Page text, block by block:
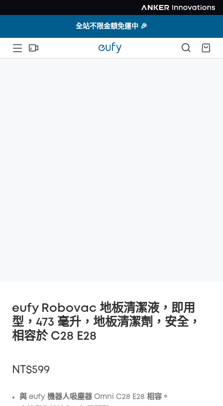
全站不限金額免運中 🎉
eufy Robovac 地板清潔液，即用
型，473 毫升，地板清潔劑，安全，
相容於 C28 E28
NT$599
與 eufy 機器人吸塵器 Omni C28 E28 相容。